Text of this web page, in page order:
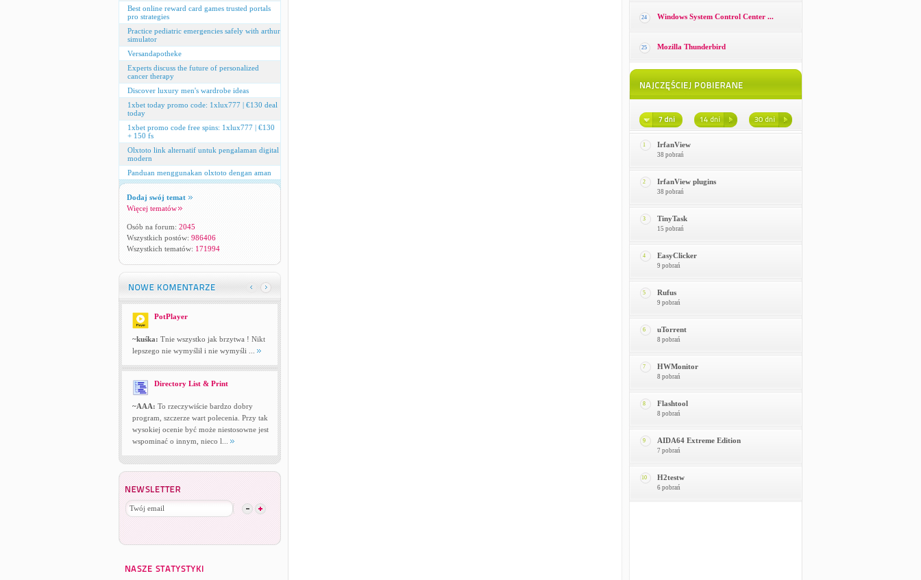
Best online reward card games trusted portals
pro strategies
Practice pediatric emergencies safely with arthur
simulator
Versandapotheke
Experts discuss the future of personalized
cancer therapy
Discover luxury men's wardrobe ideas
1xbet today promo code: 1xlux777 | €130 deal
today
1xbet promo code free spins: 1xlux777 | €130
+ 150 fs
Olxtoto link alternatif untuk pengalaman digital
modern
Panduan menggunakan olxtoto dengan aman
Dodaj swój temat
Więcej tematów
Osób na forum: 2045
Wszystkich postów: 986406
Wszystkich tematów: 171994
PotPlayer
~kuśka: Tnie wszystko jak brzytwa ! Nikt
lepszego nie wymyślił i nie wymyśli ...
Directory List & Print
~AAA: To rzeczywiście bardzo dobry
program, szczerze wart polecenia. Przy tak
wysokiej ocenie być może niestosowne jest
wspominać o innym, nieco l...
24 Windows System Control Center ...
25 Mozilla Thunderbird
1 IrfanView
38 pobrań
2 IrfanView plugins
38 pobrań
3 TinyTask
15 pobrań
4 EasyClicker
9 pobrań
5 Rufus
9 pobrań
6 uTorrent
8 pobrań
7 HWMonitor
8 pobrań
8 Flashtool
8 pobrań
9 AIDA64 Extreme Edition
7 pobrań
10 H2testw
6 pobrań